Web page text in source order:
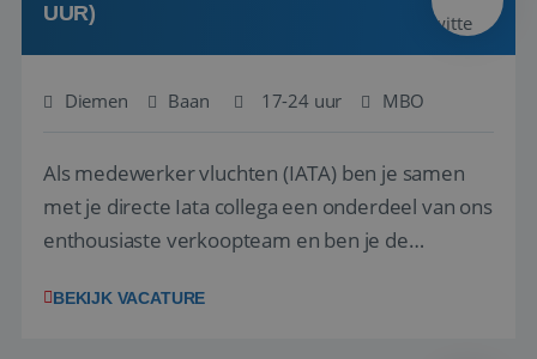
UUR)
Diemen Baan 17-24 uur MBO
Als medewerker vluchten (IATA) ben je samen
met je directe Iata collega een onderdeel van ons
enthousiaste verkoopteam en ben je de
en tarieven waar je collega’s niet uitkomen.
BEKIJK VACATURE